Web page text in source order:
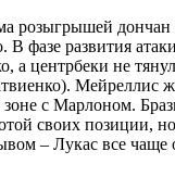
розыгрышей
В фазе развития
а центрбеки не
Мейреллис
зоне с Марлоном.
своих позиции,
– Лукас все чаще